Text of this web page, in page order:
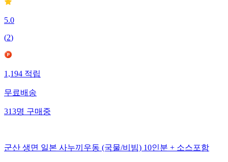
5.0
(2)
1,194적립
무료배송
313명구매중
군산 생면 일본 사누끼우동 (국물/비빔) 10인분 + 소스포함